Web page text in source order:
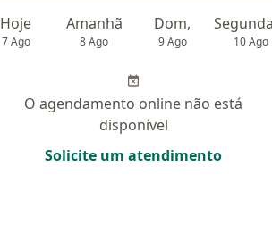
Hoje
7 Ago
Amanhã
8 Ago
Dom,
9 Ago 10 Ago
O agendamento online não está
disponível
Solicite um atendimento